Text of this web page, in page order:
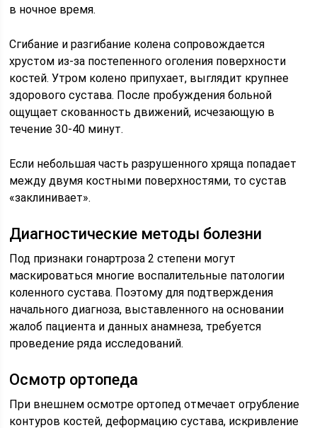
в ночное время.
Сгибание и разгибание колена сопровождается
хрустом из-за постепенного оголения поверхности
костей. Утром колено припухает, выглядит крупнее
здорового сустава. После пробуждения больной
ощущает скованность движений, исчезающую в
течение 30-40 минут.
Если небольшая часть разрушенного хряща попадает
между двумя костными поверхностями, то сустав
«заклинивает».
Диагностические методы болезни
Под признаки гонартроза 2 степени могут
маскироваться многие воспалительные патологии
коленного сустава. Поэтому для подтверждения
начального диагноза, выставленного на основании
жалоб пациента и данных анамнеза, требуется
проведение ряда исследований.
Осмотр ортопеда
При внешнем осмотре ортопед отмечает огрубление
контуров костей, деформацию сустава, искривление